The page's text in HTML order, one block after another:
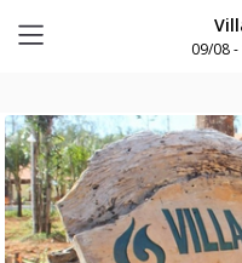
09/08